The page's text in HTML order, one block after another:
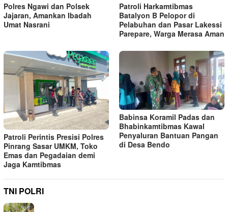
Polres Ngawi dan Polsek
Jajaran, Amankan Ibadah
Umat Nasrani
Patroli Harkamtibmas
Batalyon B Pelopor di
Pelabuhan dan Pasar Lakessi
Parepare, Warga Merasa Aman
Patroli Perintis Presisi Polres
Pinrang Sasar UMKM, Toko
Emas dan Pegadaian demi
Jaga Kamtibmas
Babinsa Koramil Padas dan
Bhabinkamtibmas Kawal
Penyaluran Bantuan Pangan
di Desa Bendo
TNI POLRI